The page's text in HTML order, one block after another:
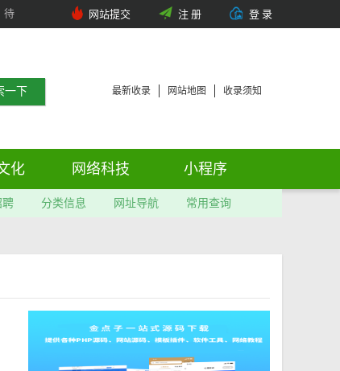
待
网站提交 注 册 登 录
最新收录 网站地图 收录须知
化 网络科技 小程序
聘 分类信息 网址导航 常用查询